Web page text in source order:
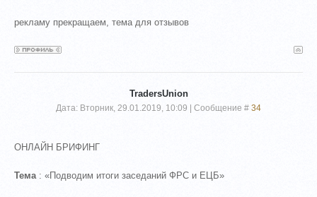
рекламу прекращаем, тема для отзывов
TradersUnion
Дата: Вторник, 29.01.2019, 10:09 | Сообщение # 34
ОНЛАЙН БРИФИНГ
Тема : «Подводим итоги заседаний ФРС и ЕЦБ»